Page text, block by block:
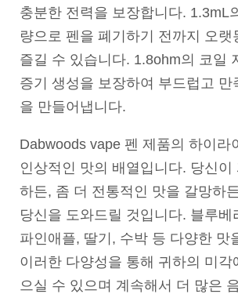
충분한 전력을 보장합니다. 1.3mL
량으로 펜을 폐기하기 전까지 오랫
즐길 수 있습니다. 1.8ohm의 코일
증기 생성을 보장하여 부드럽고 만
을 만들어냅니다.
Dabwoods vape 펜 제품의 하이라
인상적인 맛의 배열입니다. 당신이
하든, 좀 더 전통적인 맛을 갈망하
당신을 도와드릴 것입니다. 블루베
파인애플, 딸기, 수박 등 다양한 맛
이러한 다양성을 통해 귀하의 미각
으실 수 있으며 계속해서 더 많은